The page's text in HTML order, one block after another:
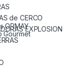
de CERCO
EXPLOSION
ORMAY
Gourmet